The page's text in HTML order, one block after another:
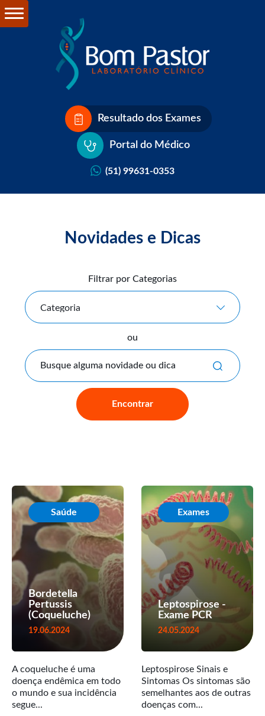
Resultado dos Exames
Portal do Médico
(51) 99631-0353
Novidades e Dicas
Filtrar por Categorias
Categoria
ou
Busque alguma novidade ou
Encontrar
Saúde
Bordetella
Pertussis
(Coqueluche)
19.06.2024
A coqueluche é uma
doença endêmica em todo
o mundo e sua incidência
segue...
Exames
Leptospirose -
Exame PCR
24.05.2024
Leptospirose Sinais e
Sintomas Os sintomas são
semelhantes aos de outras
doenças com...